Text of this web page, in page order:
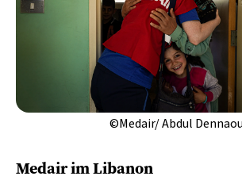
©Medair/ Abdul
Medair im Libanon